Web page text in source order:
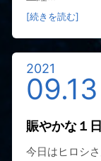
[続きを読む]
2021
09.13
賑やかな１日
今日はヒロシ